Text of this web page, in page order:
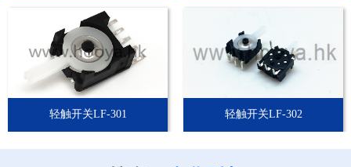
轻触开关LF-301 轻触开关LF-302